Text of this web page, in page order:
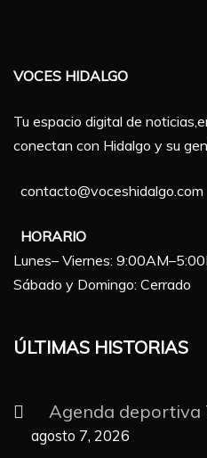
VOCES HIDALGO
Tu espacio digital de
conectan con Hidalgo y su
contacto@voceshidalgo.com
HORARIO
Lunes– Viernes:
Sábado y Domingo: Cerrado
ÚLTIMAS HISTORIAS
Agenda deportiva
agosto 7, 2026